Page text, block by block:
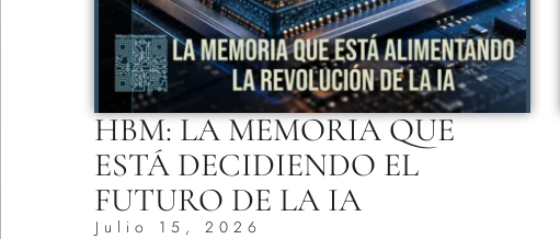
HBM: LA MEMORIA QUE
ESTÁ DECIDIENDO EL
FUTURO DE LA IA
Julio 15, 2026